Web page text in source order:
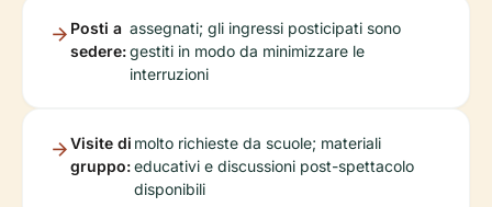
Posti a
sedere:
assegnati; gli ingressi posticipati sono
gestiti in modo da minimizzare le
interruzioni
Visite di
gruppo:
molto richieste da scuole; materiali
educativi e discussioni post-spettacolo
disponibili